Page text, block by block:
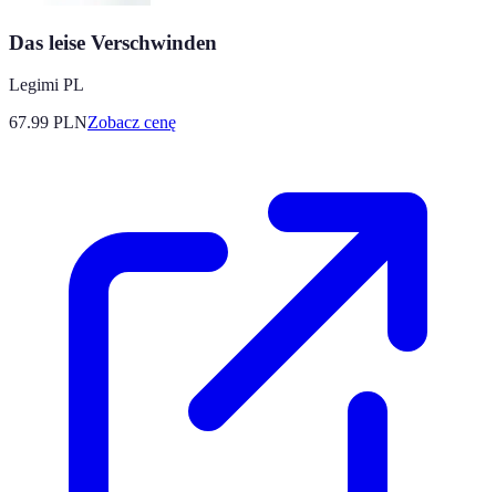
Das leise Verschwinden
Legimi PL
67.99 PLNZobacz cenę